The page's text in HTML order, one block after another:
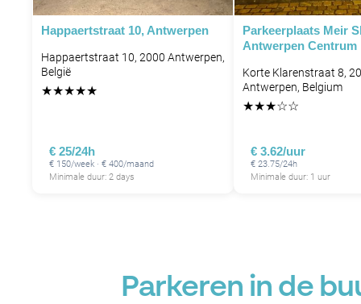
Happaertstraat 10, Antwerpen
Happaertstraat 10, 2000 Antwerpen,
België
★★★★★
€ 25/24h
€ 150/week · € 400/maand
Minimale duur: 2 days
Parkeerplaats Meir
Antwerpen Centrum
Korte Klarenstraat 8,
Antwerpen, Belgium
★★★☆☆
€ 3.62/uur
€ 23.75/24h
Minimale duur: 1 uur
Parkeren in de